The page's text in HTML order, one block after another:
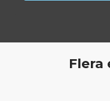
Flera